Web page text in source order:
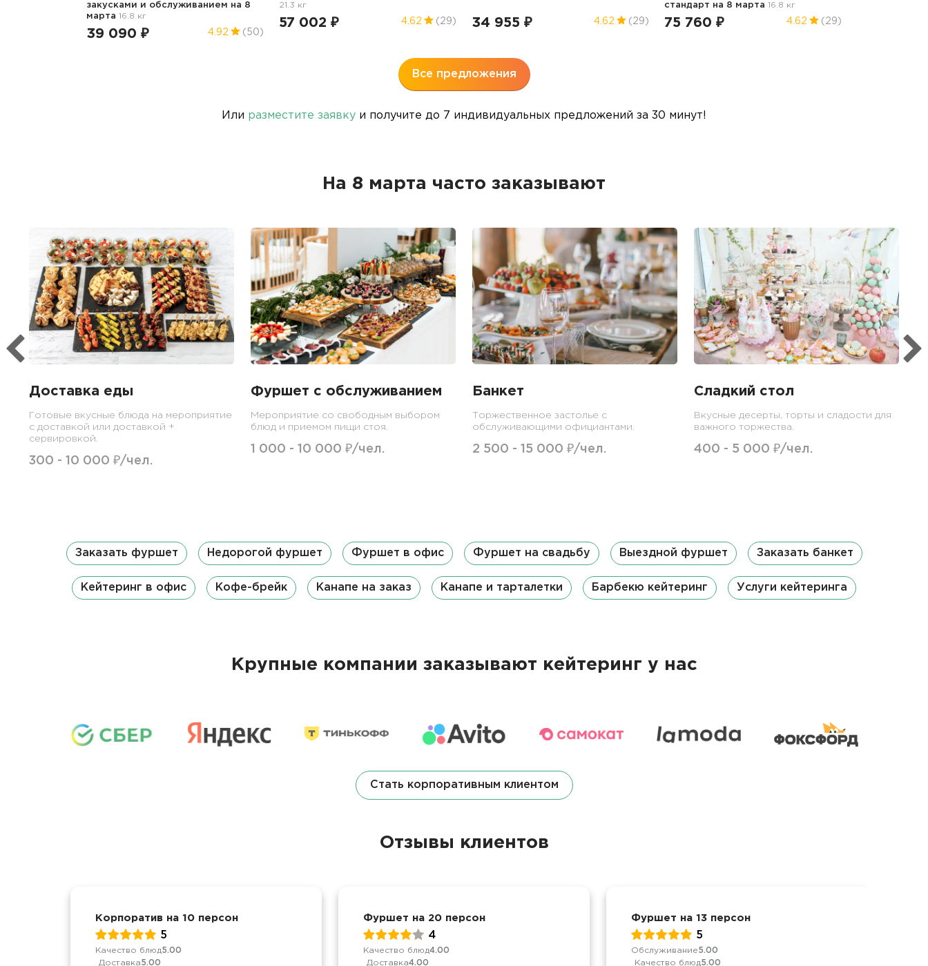
закусками и обслуживанием на 8
марта 16.8 кг
39 090 ₽ 4.92 (50)
21.3 кг
57 002 ₽ 4.62 (29) 34 955 ₽ 4.62 (29)
стандарт на 8 марта 16.8 кг
75 760 ₽ 4.62 (29)
Все предложения
Или разместите заявку и получите до 7 индивидуальных предложений за 30 минут!
На 8 марта часто заказывают
Доставка еды
Готовые вкусные блюда на мероприятие
с доставкой или доставкой +
сервировкой.
300 - 10 000 ₽/чел.
Фуршет с обслуживанием
Мероприятие со свободным выбором
блюд и приемом пищи стоя.
1 000 - 10 000 ₽/чел.
Банкет
Торжественное застолье с
обслуживающими официантами.
2 500 - 15 000 ₽/чел.
Сладкий стол
Вкусные десерты, торты и сладости для
важного торжества.
400 - 5 000 ₽/чел.
Заказать фуршет Недорогой фуршет Фуршет в офис Фуршет на свадьбу Выездной фуршет Заказать банкет
Кейтеринг в офис Кофе-брейк Канапе на заказ Канапе и тарталетки Барбекю кейтеринг Услуги кейтеринга
Крупные компании заказывают кейтеринг у нас
Стать корпоративным клиентом
Отзывы клиентов
Корпоратив на 10 персон
5
Качество блюд5.00
Доставка5.00
Фуршет на 20 персон
4
Качество блюд4.00
Доставка4.00
Фуршет на 13 персон
5
Обслуживание5.00
Качество блюд5.00